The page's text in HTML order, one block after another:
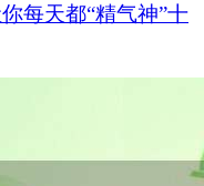
每天都“精气神”十